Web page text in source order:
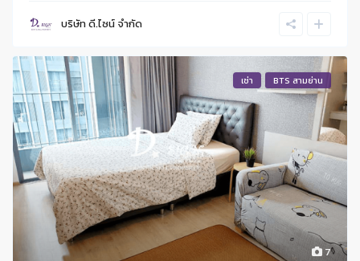
บริษัท ดี.ไซน์ จํากัด
7
เช่า BTS สามย่าน